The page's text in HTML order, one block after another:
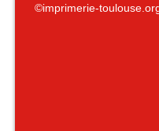
articles
©imprimerie-